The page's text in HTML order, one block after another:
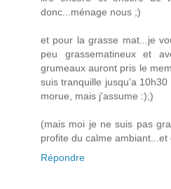
donc...ménage nous ;)
et pour la grasse mat...je
peu grassematineux et
grumeaux auront pris le
suis tranquille jusqu'a
morue, mais j'assume :);)
(mais moi je ne suis pas
profite du calme
Répondre